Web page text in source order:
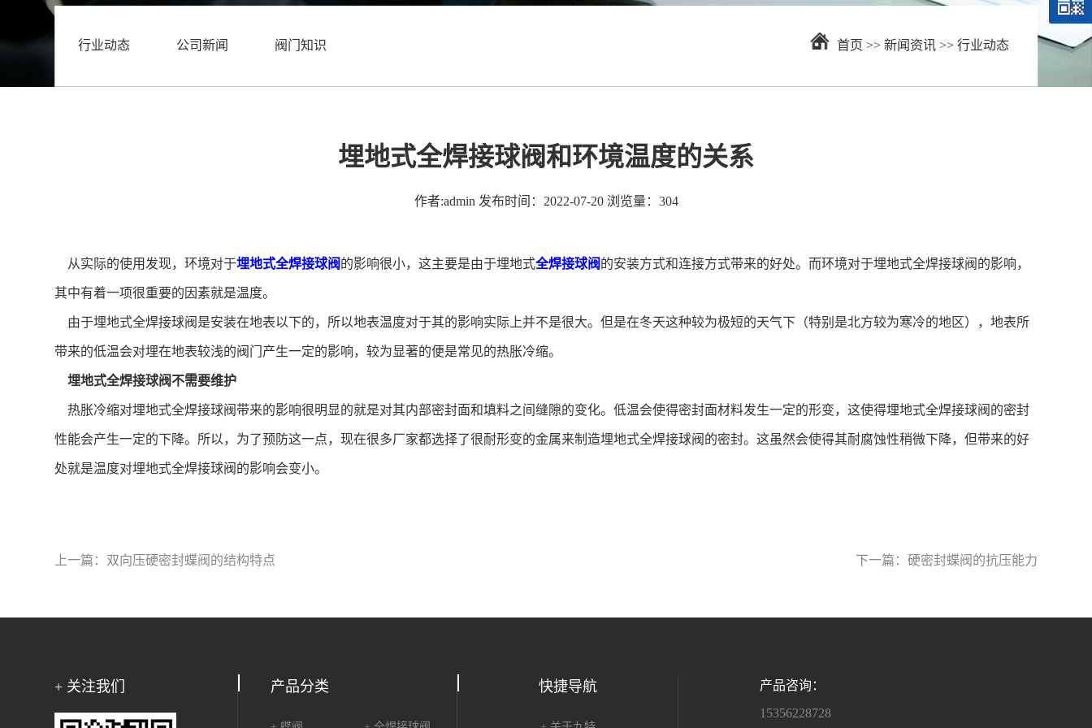
行业动态 公司新闻 阀门知识 首页 >> 新闻资讯>> 行业动态
埋地式全焊接球阀和环境温度的关系
作者:admin 发布时间：2022-07-20浏览量：304
从实际的使用发现，环境对于埋地式全焊接球阀 的影响很小，这主要是由于埋地式全焊接球阀 的安装方式和连接方式带来的好处。而环境对于埋地式全焊接球阀 的影响，
其中有着一项很重要的因素就是温度。
由于埋地式全焊接球阀是安装在地表以下的，所以地表温度对于其的影响实际上并不是很大。但是在冬天这种较为极短的天气下（特别是北方较为寒冷的地区），地表所
带来的低温会对埋在地表较浅的阀门产生一定的影响，较为显著的便是常见的热胀冷缩。
埋地式全焊接球阀不需要维护
热胀冷缩对埋地式全焊接球阀带来的影响很明显的就是对其内部密封面和填料之间缝隙的变化。低温会使得密封面材料发生一定的形变，这使得埋地式全焊接球阀的密封
性能会产生一定的下降。所以，为了预防这一点，现在很多厂家都选择了很耐形变的金属来制造埋地式全焊接球阀的密封。这虽然会使得其耐腐蚀性稍微下降，但带来的好
处就是温度对埋地式全焊接球阀的影响会变小。
上一篇： 双向压硬密封蝶阀的结构特点 下一篇： 硬密封蝶阀的抗压能力
+ 关注我们 产品分类 快捷导航
产品咨询：
15356228728